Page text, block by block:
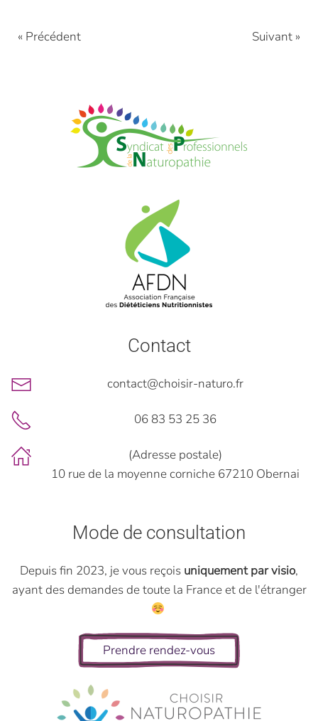
« Précédent Suivant »
Contact
contact@choisir-naturo.fr
06 83 53 25 36
(Adresse postale)
10 rue de la moyenne corniche 67210 Obernai
Mode de consultation
Depuis fin 2023, je vous reçois uniquement par visio,
ayant des demandes de toute la France et de l'étranger
Prendre rendez-vous